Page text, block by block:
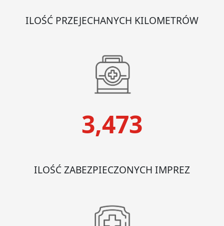
ILOŚĆ PRZEJECHANYCH KILOMETRÓW
3,473
ILOŚĆ ZABEZPIECZONYCH IMPREZ